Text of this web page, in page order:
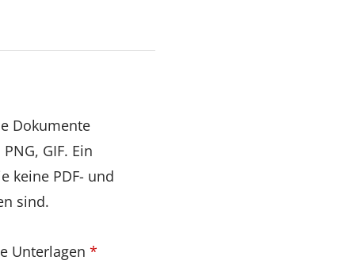
Dokumente
GIF. Ein
keine PDF- und
sind.
Unterlagen*